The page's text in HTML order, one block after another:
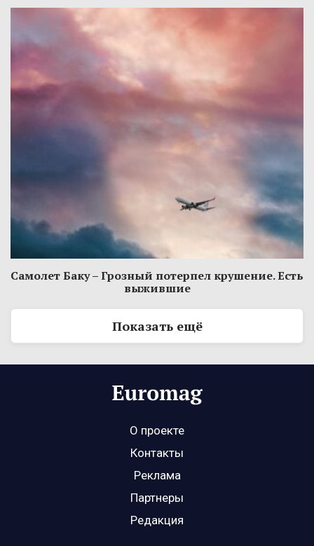
Самолет Баку – Грозный потерпел крушение. Есть
выжившие
Показать ещё
О проекте
Контакты
Реклама
Партнеры
Редакция